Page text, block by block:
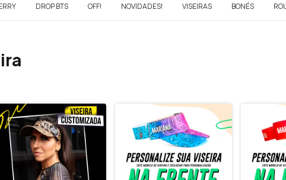
DROP BTS OFF! NOVIDADES! VISEIRAS BONÉS